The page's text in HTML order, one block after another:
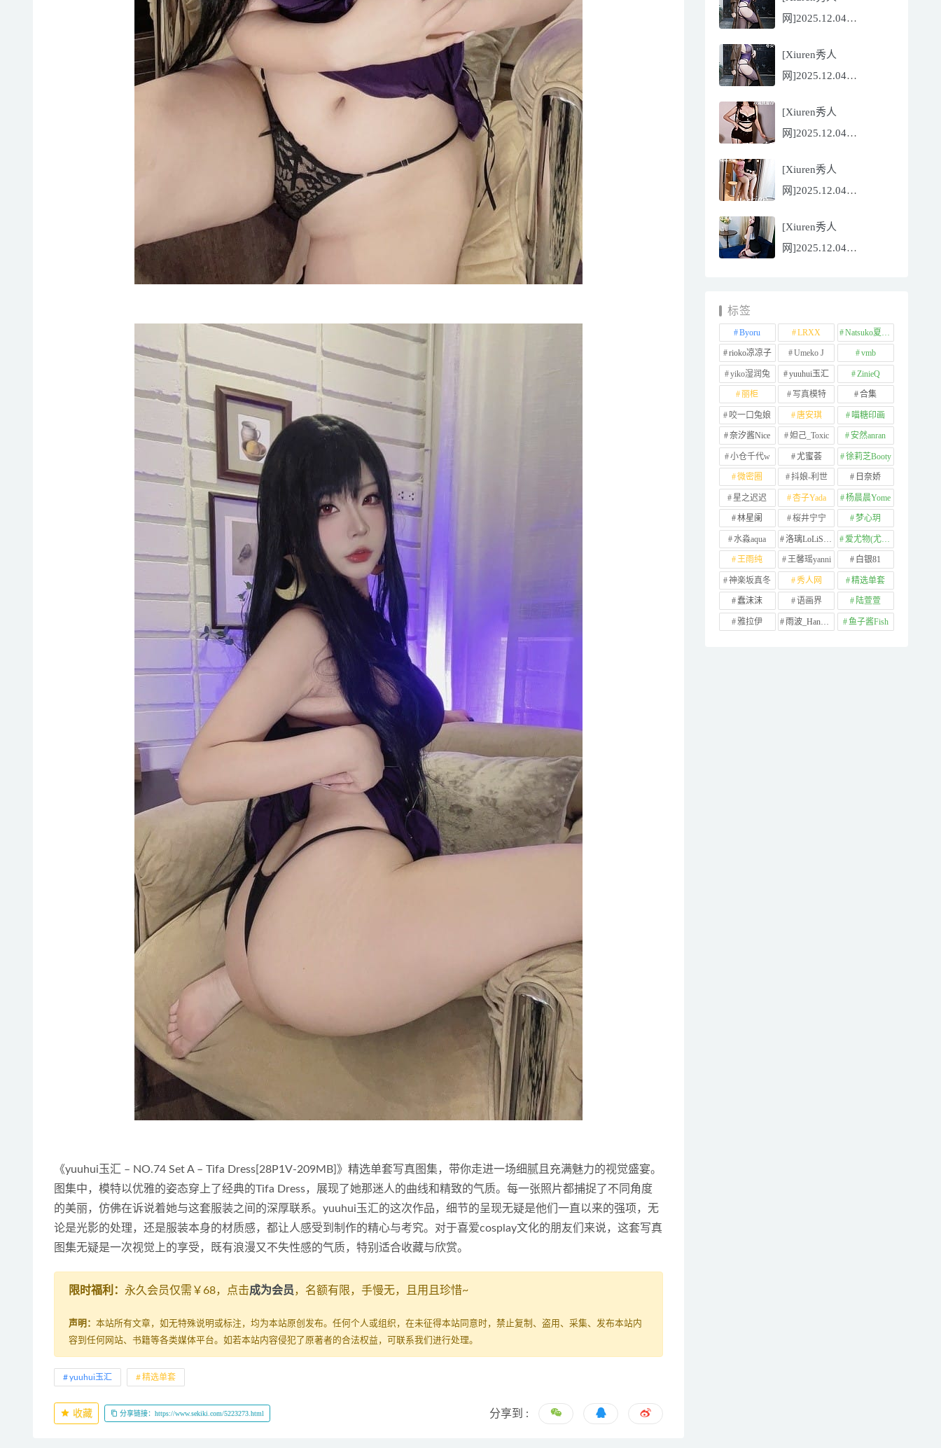
《yuuhui玉汇 – NO.74 Set A – Tifa Dress[28P1V-209MB]》精选单套写真图集，带你走进一场细腻且充满魅力的视觉盛宴。
图集中，模特以优雅的姿态穿上了经典的Tifa Dress，展现了她那迷人的曲线和精致的气质。每一张照片都捕捉了不同角度
的美丽，仿佛在诉说着她与这套服装之间的深厚联系。yuuhui玉汇的这次作品，细节的呈现无疑是他们一直以来的强项，无
论是光影的处理，还是服装本身的材质感，都让人感受到制作的精心与考究。对于喜爱cosplay文化的朋友们来说，这套写真
图集无疑是一次视觉上的享受，既有浪漫又不失性感的气质，特别适合收藏与欣赏。
限时福利： 永久会员仅需￥68，点击成为会员，名额有限，手慢无，且用且珍惜~
声明： 本站所有文章，如无特殊说明或标注，均为本站原创发布。任何个人或组织，在未征得本站同意时，禁止复制、盗用、采集、发布本站内
容到任何网站、书籍等各类媒体平台。如若本站内容侵犯了原著者的合法权益，可联系我们进行处理。
yuuhui玉汇 精选单套
收藏 分享链接：https://www.sekiki.com/5223273.html 分享到 :
[56P/602.69MB]
网]2025.12.04
[71P/960.78MB]
[Xiuren秀人
网]2025.12.04
[71P/960.78MB]
[Xiuren秀人
网]2025.12.04
[86P/762.32MB]
[Xiuren秀人
网]2025.12.04
Well11[67P/745.99MB]
[Xiuren秀人
网]2025.12.04
标签
Byoru LRXX Natsuko夏夏子
rioko凉凉子 Umeko J vmb
yiko湿润兔 yuuhui玉汇 ZinieQ
丽柜 写真模特 合集
咬一口兔娘 唐安琪 喵糖印画
奈汐酱Nice 妲己_Toxic 安然anran
小仓千代w 尤蜜荟 徐莉芝Booty
微密圈 抖娘-利世 日奈娇
星之迟迟 杏子Yada 杨晨晨Yome
林星阑 桜井宁宁 梦心玥
水淼aqua 洛璃LoLiSAMA 爱尤物(尤果网)
王雨纯 王馨瑶yanni 白银81
神楽坂真冬 秀人网 精选单套
蠢沫沫 语画界 陆萱萱
雅拉伊 雨波_HaneAme 鱼子酱Fish